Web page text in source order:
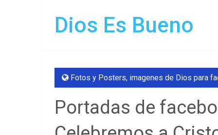
Dios Es Bueno
Fotos y Posters, imagenes de Dios para
Portadas de